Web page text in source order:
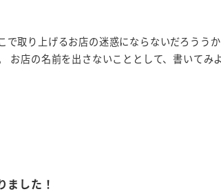
取り上げるお店の迷惑にならないだろうう
お店の名前を出さないこととして、書いてみ
した！